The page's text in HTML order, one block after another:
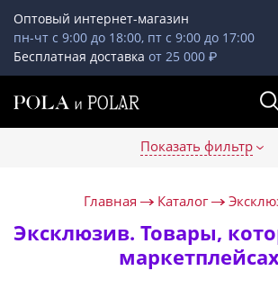
Оптовый интернет-магазин
пн-чт с 9:00 до 18:00, пт с 9:00 до 17:00
Бесплатная доставка от 25 000 ₽
Показать фильтр
Главная Каталог
Эксклюзив. Товары,